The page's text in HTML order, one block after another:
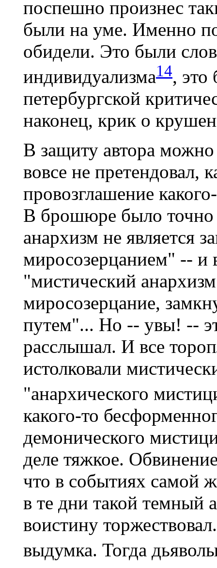
поспешно произнес
были на уме. Именно
обидели. Это были
индивидуализма14, это
петербургской
наконец, крик о
В защиту автора можно
вовсе не претендовал,
провозглашение
В брошюре было точно
анархизм не является
миросозерцанием" -- и
"мистический
миросозерцание,
путем"... Но -- увы! --
расслышал. И все
истолковали
"анархического
какого-то
демонического
деле тяжкое.
что в событиях самой
в те дни такой темный
воистину
выдумка. Тогда